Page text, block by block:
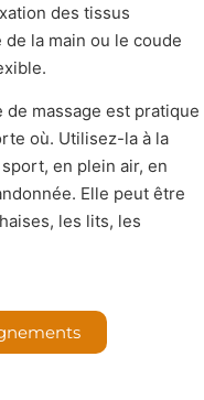
des tissus
la main ou le coude
massage est pratique
où. Utilisez-la à la
en plein air, en
Elle peut être
les lits, les